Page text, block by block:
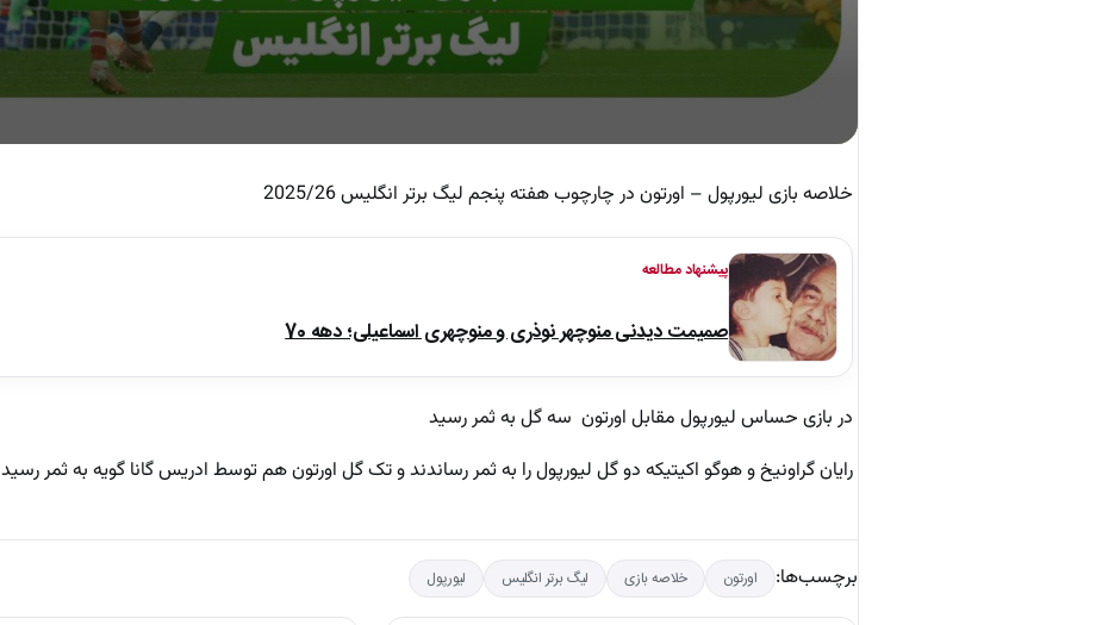
خلاصه بازی لیورپول – اورتون در چارچوب هفته پنجم لیگ برتر انگلیس 2025/26
پیشنهاد مطالعه
صمیمت دیدنی منوچهر نوذری و منوچهری اسماعیلی؛ دهه 70
در بازی حساس لیورپول مقابل اورتون سه گل به ثمر رسید
رایان گراونیخ و هوگو اکیتیکه دو گل لیورپول را به ثمر رساندند و تک گل اورتون هم توسط ادریس گانا گویه به ثمر رسید
برچسب‌ها: اورتون خلاصه بازی لیگ برتر انگلیس لیورپول